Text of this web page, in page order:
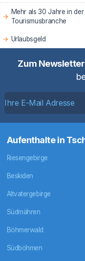
Mehr als 30 Jahre in der
Tourismusbranche
Urlaubsgeld
Zum
Aufenthalte in
Riesengebirge
Beskiden
Altvatergebirge
Südmähren
Böhmerwald
Südböhmen